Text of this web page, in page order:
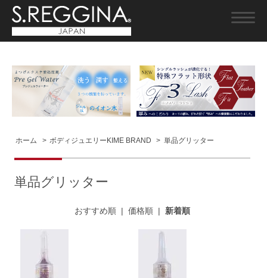
ホーム > ボディジュエリーKIME BRAND > 単品グリッター
単品グリッター
おすすめ順| 価格順| 新着順